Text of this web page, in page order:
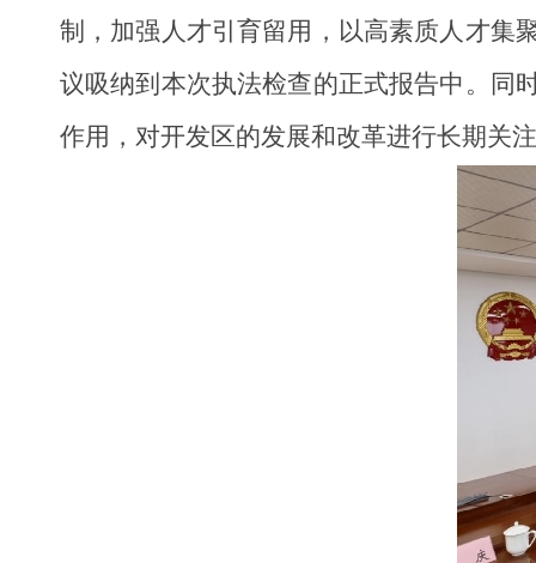
制，加强人才引育留用，以高素质人才集
议吸纳到本次执法检查的正式报告中。同
作用，对开发区的发展和改革进行长期关